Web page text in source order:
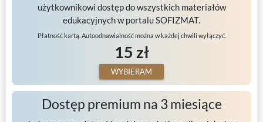
użytkownikowi dostęp do wszystkich materiałów
edukacyjnych w portalu SOFIZMAT.
Płatność kartą. Autoodnawialność można w każdej chwili wyłączyć.
15 zł
WYBIERAM
Dostęp premium na 3 miesiące